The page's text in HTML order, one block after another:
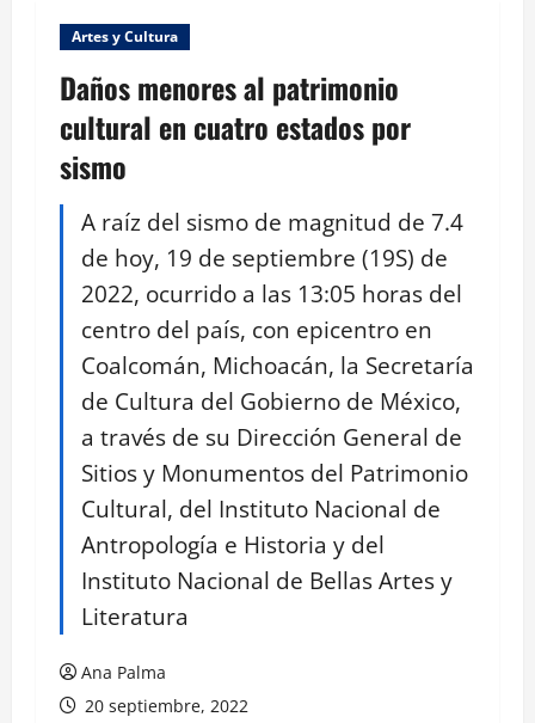
Artes y Cultura
Daños menores al patrimonio
cultural en cuatro estados por
sismo
A raíz del sismo de magnitud de 7.4
de hoy, 19 de septiembre (19S) de
2022, ocurrido a las 13:05 horas del
centro del país, con epicentro en
Coalcomán, Michoacán, la Secretaría
de Cultura del Gobierno de México,
a través de su Dirección General de
Sitios y Monumentos del Patrimonio
Cultural, del Instituto Nacional de
Antropología e Historia y del
Instituto Nacional de Bellas Artes y
Literatura
Ana Palma
20 septiembre, 2022